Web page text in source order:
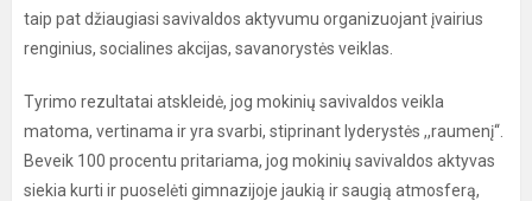
taip pat džiaugiasi savivaldos aktyvumu organizuojant įvairius
renginius, socialines akcijas, savanorystės veiklas.
Tyrimo rezultatai atskleidė, jog mokinių savivaldos veikla
matoma, vertinama ir yra svarbi, stiprinant lyderystės ,,raumenį‘‘.
Beveik 100 procentu pritariama, jog mokinių savivaldos aktyvas
siekia kurti ir puoselėti gimnazijoje jaukią ir saugią atmosferą,